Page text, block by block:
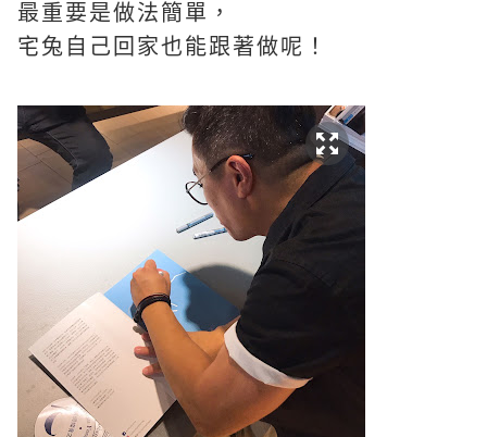
最重要是做法簡單，
宅兔自己回家也能跟著做呢！